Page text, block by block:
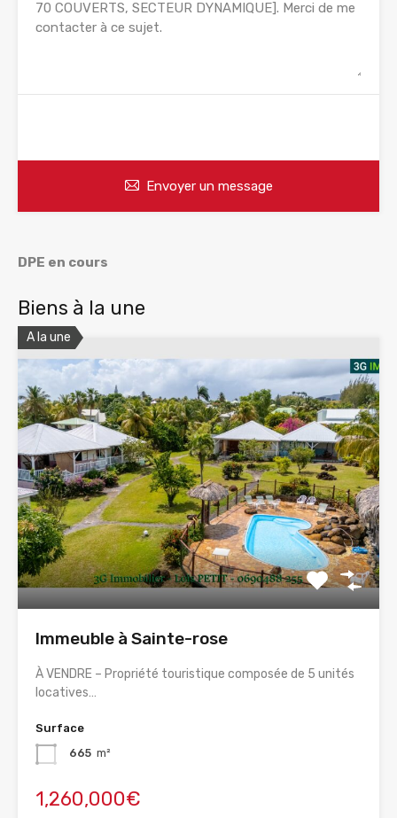
Envoyer un message
DPE en cours
Biens à la une
A la une
Immeuble à Sainte-rose
À VENDRE – Propriété touristique composée de 5 unités
locatives…
Surface
665 m²
1,260,000€